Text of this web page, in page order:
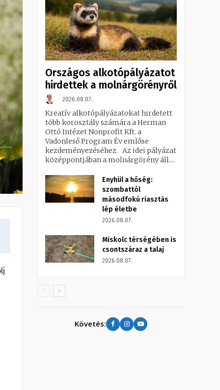
Országos alkotópályázatot
hirdettek a molnárgörényről
2026.08.07.
Kreatív alkotópályázatokat hirdetett
több korosztály számára a Herman
Ottó Intézet Nonprofit Kft. a
Vadonleső Program Év emlőse
kezdeményezéséhez. Az idei pályázat
középpontjában a molnárgörény áll....
Enyhül a hőség:
szombattól
másodfokú riasztás
lép életbe
2026.08.07.
Miskolc térségében is
csontszáraz a talaj
2026.08.07.
Követés: